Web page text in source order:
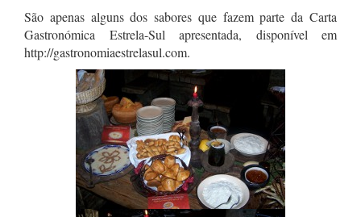
São apenas alguns dos sabores que fazem parte da Carta
Gastronómica Estrela-Sul apresentada, disponível em
http://gastronomiaestrelasul.com.